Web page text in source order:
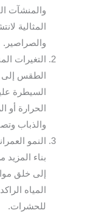
والمنشآت
المثالية
والصراصير.
التغيرات
الطقس إلى
السيطرة
الحرارة أو
والذباب
النمو
بناء المزيد
إلى خلق
المياه
للحشرات.